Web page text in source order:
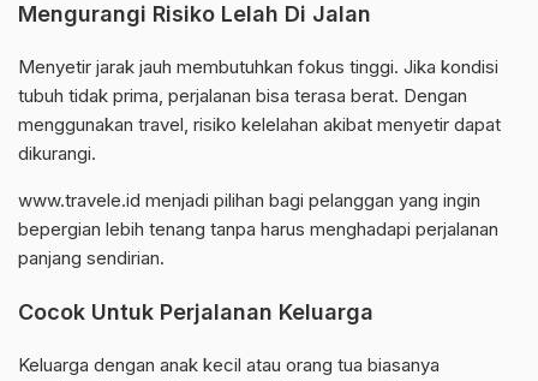
Mengurangi Risiko Lelah Di Jalan
Menyetir jarak jauh membutuhkan fokus tinggi. Jika kondisi
tubuh tidak prima, perjalanan bisa terasa berat. Dengan
menggunakan travel, risiko kelelahan akibat menyetir dapat
dikurangi.
www.travele.id menjadi pilihan bagi pelanggan yang ingin
bepergian lebih tenang tanpa harus menghadapi perjalanan
panjang sendirian.
Cocok Untuk Perjalanan Keluarga
Keluarga dengan anak kecil atau orang tua biasanya